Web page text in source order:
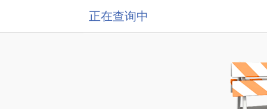
正在查询中